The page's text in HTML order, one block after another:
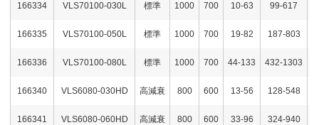
166334 VLS70100-030L 標準 1000 700 10-63 99-617
166335 VLS70100-050L 標準 1000 700 19-82 187-803
166336 VLS70100-080L 標準 1000 700 44-133 432-1303
166340 VLS6080-030HD 高減衰 800 600 13-56 128-548
166341 VLS6080-060HD 高減衰 800 600 33-96 324-940